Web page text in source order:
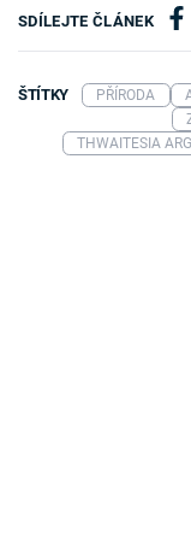
SDÍLEJTE ČLÁNEK
ŠTÍTKY PŘÍRODA
THWAITESIA